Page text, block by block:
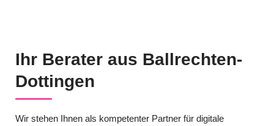
Ihr Berater aus Ballrechten-
Dottingen
Wir stehen Ihnen als kompetenter Partner für digitale